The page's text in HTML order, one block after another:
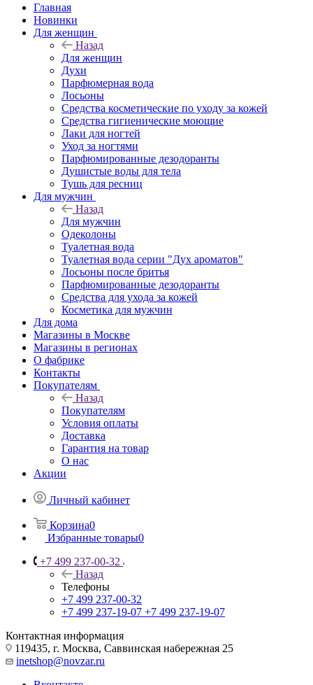
Главная
Новинки
Для женщин
Назад
Для женщин
Духи
Парфюмерная вода
Лосьоны
Средства косметические по уходу за кожей
Средства гигиенические моющие
Лаки для ногтей
Уход за ногтями
Парфюмированные дезодоранты
Душистые воды для тела
Тушь для ресниц
Для мужчин
Назад
Для мужчин
Одеколоны
Туалетная вода
Туалетная вода серии "Дух ароматов"
Лосьоны после бритья
Парфюмированные дезодоранты
Средства для ухода за кожей
Косметика для мужчин
Для дома
Магазины в Москве
Магазины в регионах
О фабрике
Контакты
Покупателям
Назад
Покупателям
Условия оплаты
Доставка
Гарантия на товар
О нас
Акции
Личный кабинет
Корзина0
Избранные товары0
+7 499 237-00-32
Назад
Телефоны
+7 499 237-00-32
+7 499 237-19-07 +7 499 237-19-07
Контактная информация
119435, г. Москва, Саввинская набережная 25
inetshop@novzar.ru